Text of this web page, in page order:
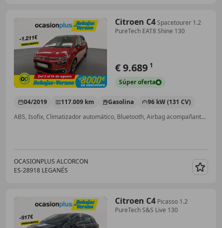
Citroen C4Spacetourer 1.2
PureTech EAT8 Shine 130
€ 9.689 1
Súperoferta
04/2019 117.009 km Gasolina
96 kW (131 CV)
ABS, Isofix, Climatizador automático, Bluetooth, Airbag acompañante, Airbag del conductor, Dirección asistida
OCASIONPLUS ALCORCON
ES-28918 LEGANÉS
Citroen C4 Picasso 1.2
PureTech S&S Live 130